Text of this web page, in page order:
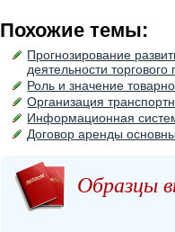
Похожие темы:
Прогнозирование
деятельности
Роль и значение
Организация
Информационная
Договор аренды
Образцы